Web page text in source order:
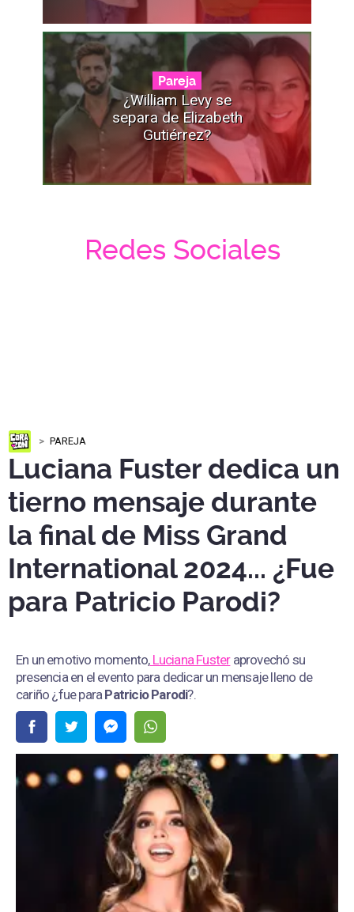
Pareja
¿William Levy se
separa de Elizabeth
Gutiérrez?
Redes Sociales
PAREJA
Luciana Fuster dedica un
tierno mensaje durante
la final de Miss Grand
International 2024... ¿Fue
para Patricio Parodi?
En un emotivo momento,Luciana Fusteraprovechó su
presencia en el evento para dedicar un mensaje lleno de
cariño ¿fue para Patricio Parodi?.